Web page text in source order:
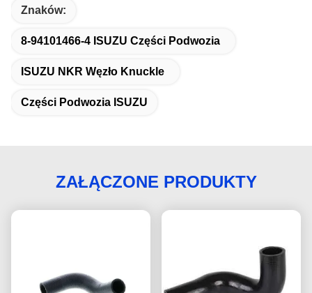
Znaków:
8-94101466-4 ISUZU Części Podwozia
ISUZU NKR Węzło Knuckle
Części Podwozia ISUZU
ZAŁĄCZONE PRODUKTY